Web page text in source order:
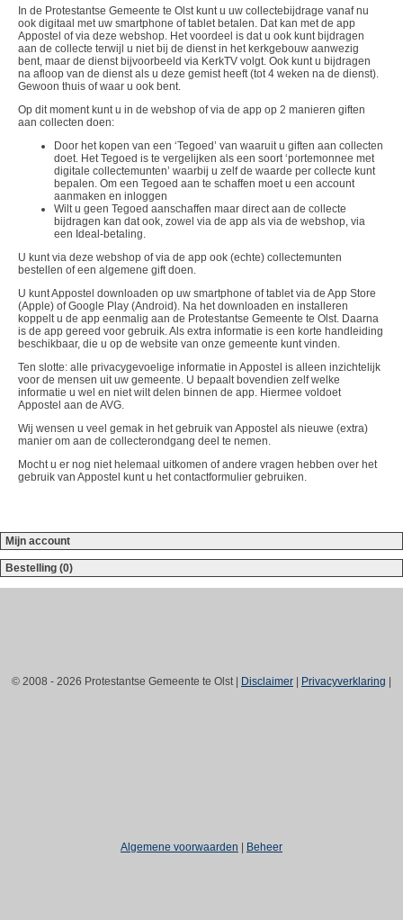
In de Protestantse Gemeente te Olst kunt u uw collectebijdrage vanaf nu
ook digitaal met uw smartphone of tablet betalen. Dat kan met de app
Appostel of via deze webshop. Het voordeel is dat u ook kunt bijdragen
aan de collecte terwijl u niet bij de dienst in het kerkgebouw aanwezig
bent, maar de dienst bijvoorbeeld via KerkTV volgt. Ook kunt u bijdragen
na afloop van de dienst als u deze gemist heeft (tot 4 weken na de dienst).
Gewoon thuis of waar u ook bent.
Op dit moment kunt u in de webshop of via de app op 2 manieren giften
aan collecten doen:
Door het kopen van een ‘Tegoed’ van waaruit u giften aan collecten
doet. Het Tegoed is te vergelijken als een soort ‘portemonnee met
digitale collectemunten’ waarbij u zelf de waarde per collecte kunt
bepalen. Om een Tegoed aan te schaffen moet u een account
aanmaken en inloggen
Wilt u geen Tegoed aanschaffen maar direct aan de collecte
bijdragen kan dat ook, zowel via de app als via de webshop, via
een Ideal-betaling.
U kunt via deze webshop of via de app ook (echte) collectemunten
bestellen of een algemene gift doen.
U kunt Appostel downloaden op uw smartphone of tablet via de App Store
(Apple) of Google Play (Android). Na het downloaden en installeren
koppelt u de app eenmalig aan de Protestantse Gemeente te Olst. Daarna
is de app gereed voor gebruik. Als extra informatie is een korte handleiding
beschikbaar, die u op de website van onze gemeente kunt vinden.
Ten slotte: alle privacygevoelige informatie in Appostel is alleen inzichtelijk
voor de mensen uit uw gemeente. U bepaalt bovendien zelf welke
informatie u wel en niet wilt delen binnen de app. Hiermee voldoet
Appostel aan de AVG.
Wij wensen u veel gemak in het gebruik van Appostel als nieuwe (extra)
manier om aan de collecterondgang deel te nemen.
Mocht u er nog niet helemaal uitkomen of andere vragen hebben over het
gebruik van Appostel kunt u het contactformulier gebruiken.
Mijn account
Bestelling (0)
© 2008 - 2026 Protestantse Gemeente te Olst | Disclaimer | Privacyverklaring |
Algemene voorwaarden | Beheer